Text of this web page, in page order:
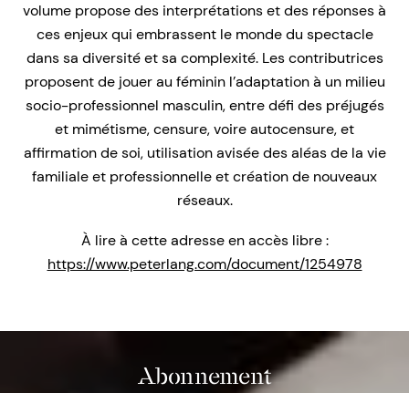
volume propose des interprétations et des réponses à
ces enjeux qui embrassent le monde du spectacle
dans sa diversité et sa complexité. Les contributrices
proposent de jouer au féminin l’adaptation à un milieu
socio-professionnel masculin, entre défi des préjugés
et mimétisme, censure, voire autocensure, et
affirmation de soi, utilisation avisée des aléas de la vie
familiale et professionnelle et création de nouveaux
réseaux.
À lire à cette adresse en accès libre :
https://www.peterlang.com/document/1254978
Abonnement